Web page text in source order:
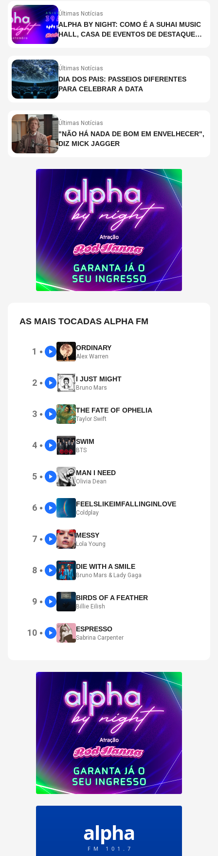
Últimas Notícias
ALPHA BY NIGHT: COMO É A SUHAI MUSIC
HALL, CASA DE EVENTOS DE DESTAQUE
Últimas Notícias
DIA DOS PAIS: PASSEIOS DIFERENTES
PARA CELEBRAR A DATA
Últimas Notícias
"NÃO HÁ NADA DE BOM EM ENVELHECER",
DIZ MICK JAGGER
AS MAIS TOCADAS ALPHA FM
1 ● ORDINARY
Alex Warren
2 ● I JUST MIGHT
Bruno Mars
3 ● THE FATE OF OPHELIA
Taylor Swift
4 ● SWIM
BTS
5 ● MAN I NEED
Olivia Dean
6 ● FEELSLIKEIMFALLINGINLOVE
Coldplay
7 ● MESSY
Lola Young
8 ● DIE WITH A SMILE
Bruno Mars & Lady Gaga
9 ● BIRDS OF A FEATHER
Billie Eilish
10 ● ESPRESSO
Sabrina Carpenter